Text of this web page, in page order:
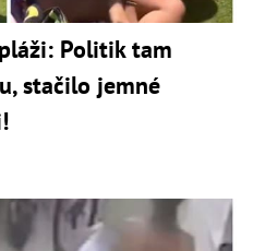
Politik tam
stačilo jemné